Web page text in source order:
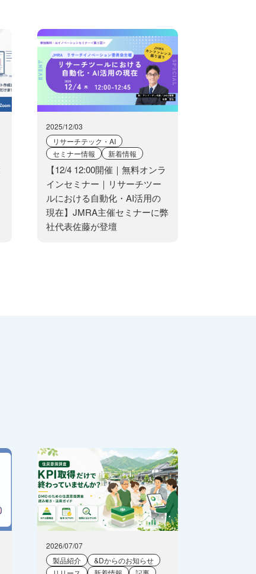
2025/12/03
リサーチテック・AI
セミナー情報
新着情報
【12/4 12:00開催｜無料オンラ
インセミナー｜リサーチツー
ルにおける自動化・AI活用の
現在】JMRA主催セミナーに弊
社代表佐藤が登壇
2026/07/07
製品紹介
&Dからのお知らせ